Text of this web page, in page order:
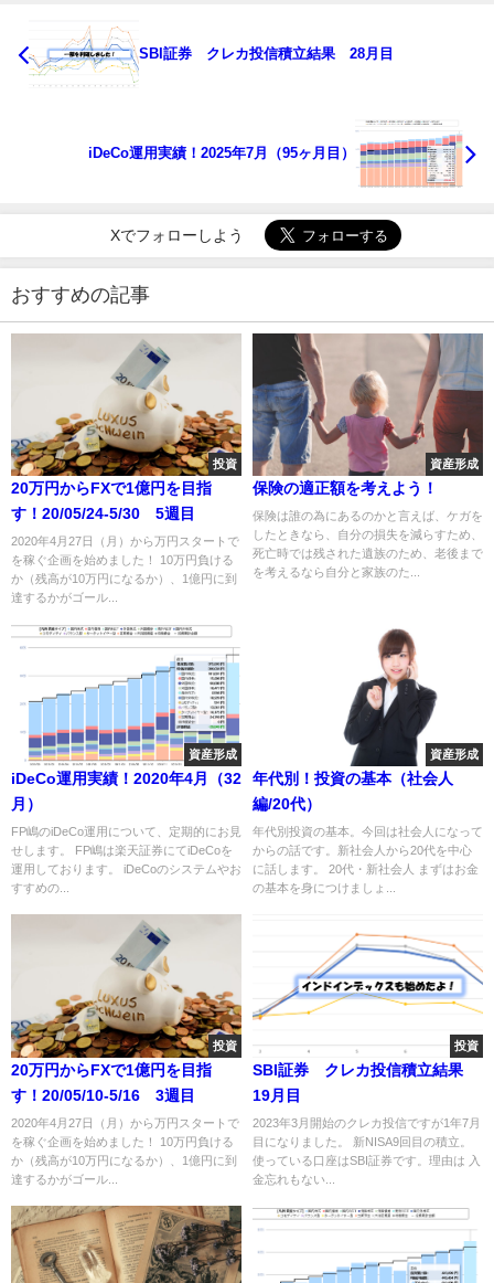
SBI証券 クレカ投信積立結果 28月目
iDeCo運用実績！2025年7月（95ヶ月目）
Xでフォローしよう
おすすめの記事
投資
20万円からFXで1億円を目指
す！20/05/24-5/30 5週目
2020年4月27日（月）から万円スタートで
を稼ぐ企画を始めました！ 10万円負ける
か（残高が10万円になるか）、1億円に到
達するかがゴール...
資産形成
保険の適正額を考えよう！
保険は誰の為にあるのかと言えば、ケガを
したときなら、自分の損失を減らすため、
死亡時では残された遺族のため、老後まで
を考えるなら自分と家族のた...
資産形成
iDeCo運用実績！2020年4月（32
月）
FP嶋のiDeCo運用について、定期的にお見
せします。 FP嶋は楽天証券にてiDeCoを
運用しております。 iDeCoのシステムやお
すすめの...
資産形成
年代別！投資の基本（社会人
編/20代）
年代別投資の基本。今回は社会人になって
からの話です。新社会人から20代を中心
に話します。 20代・新社会人 まずはお金
の基本を身につけましょ...
投資
20万円からFXで1億円を目指
す！20/05/10-5/16 3週目
2020年4月27日（月）から万円スタートで
を稼ぐ企画を始めました！ 10万円負ける
か（残高が10万円になるか）、1億円に到
達するかがゴール...
投資
SBI証券 クレカ投信積立結果
19月目
2023年3月開始のクレカ投信ですが1年7月
目になりました。 新NISA9回目の積立。
使っている口座はSBI証券です。理由は 入
金忘れもない...